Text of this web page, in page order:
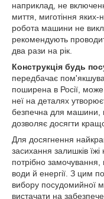
наприклад, не
миття, миготіння
робота машини не
рекомендують
два рази на рік.
Конструкція будь
передбачає
поширена в Росії, може
неї на деталях
безпечна для машини,
дозволяє досягти
Для досягнення
засихання залишків
потрібно
води й енергії. З цим
вибору посудомийної
вистачати на